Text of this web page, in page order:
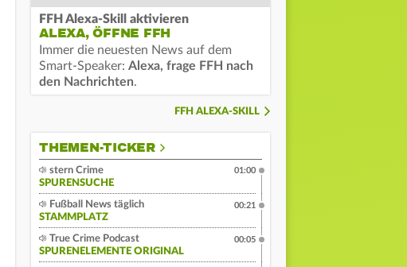
FFH Alexa-Skill aktivieren
ALEXA, ÖFFNE FFH
Immer die neuesten News auf dem
Smart-Speaker: Alexa, frage FFH nach
den Nachrichten.
FFH ALEXA-SKILL
THEMEN-TICKER
stern Crime
SPURENSUCHE
01:00
Fußball News täglich
STAMMPLATZ
00:21
True Crime Podcast
SPURENELEMENTE ORIGINAL
00:05